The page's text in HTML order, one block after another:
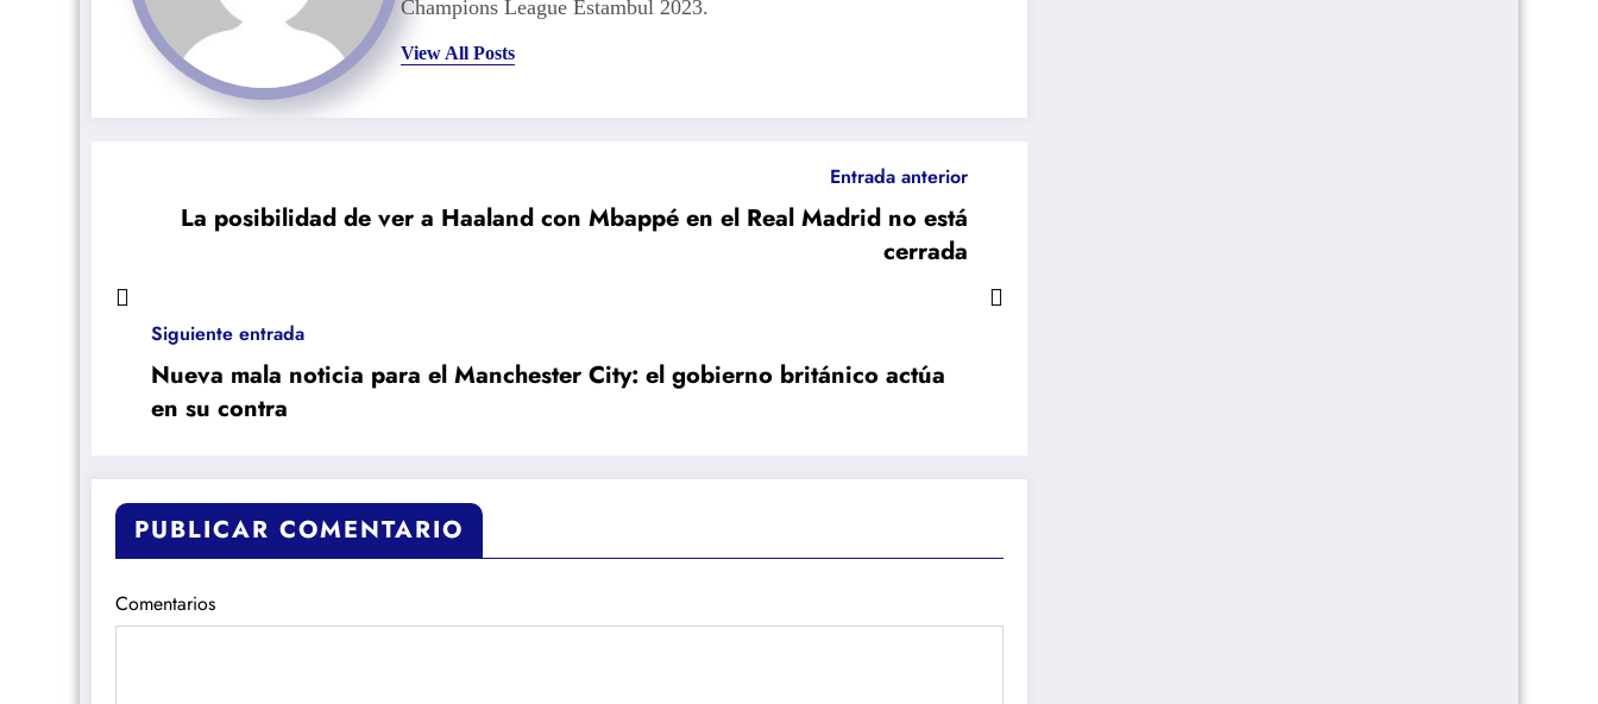
Champions League Estambul 2023.
View All Posts
Entrada anterior
La posibilidad de ver a Haaland con Mbappé en el Real Madrid no está
cerrada
Siguiente entrada
Nueva mala noticia para el Manchester City: el gobierno británico actúa
en su contra
PUBLICAR COMENTARIO
Comentarios